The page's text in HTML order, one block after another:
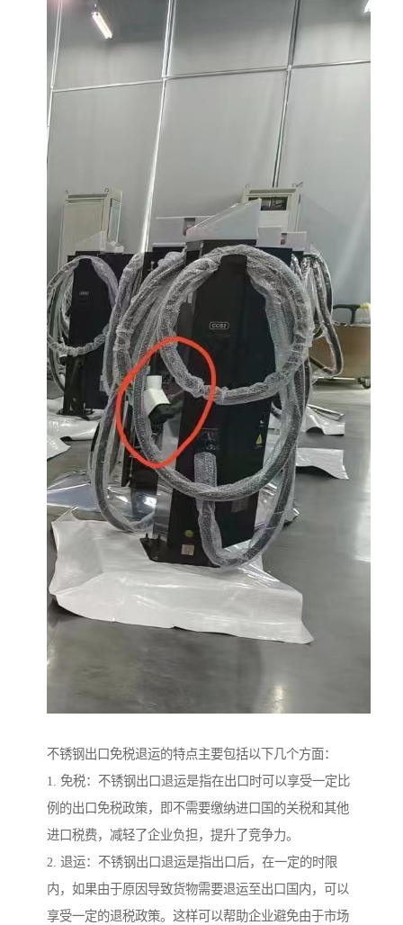
不锈钢出口免税退运的特点主要包括以下几个方面：
1. 免税：不锈钢出口退运是指在出口时可以享受一定比
例的出口免税政策，即不需要缴纳进口国的关税和其他
进口税费，减轻了企业负担，提升了竞争力。
2. 退运：不锈钢出口退运是指出口后，在一定的时限
内，如果由于原因导致货物需要退运至出口国内，可以
享受一定的退税政策。这样可以帮助企业避免由于市场